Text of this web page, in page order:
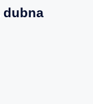
dubna